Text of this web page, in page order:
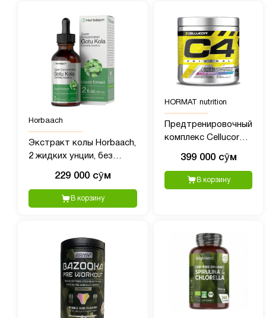
Horbaach
Экстракт колы Horbaach,
2 жидких унции, без
сверхконцентрированная
жидкая травяная
добавка, вегетарианская,
229 000 сӯм
В корзину
HORMAT nutrition
Предтренировочный
комплекс Cellucor
399 000 сӯм
В корзину